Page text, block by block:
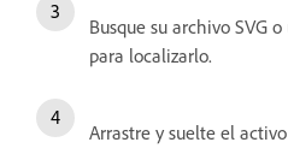
Busque su archivo SVG
para localizarlo.
Arrastre y suelte el